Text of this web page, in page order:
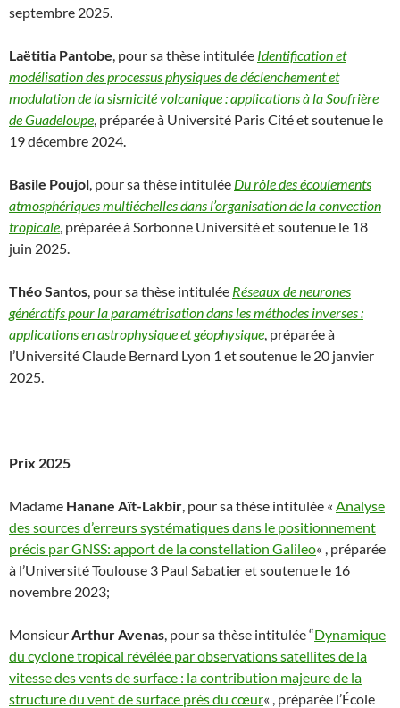
septembre 2025.
Laëtitia Pantobe, pour sa thèse intitulée Identification et
modélisation des processus physiques de déclenchement et
modulation de la sismicité volcanique : applications à la Soufrière
de Guadeloupe, préparée à Université Paris Cité et soutenue le
19 décembre 2024.
Basile Poujol, pour sa thèse intitulée Du rôle des écoulements
atmosphériques multiéchelles dans l’organisation de la convection
tropicale, préparée à Sorbonne Université et soutenue le 18
juin 2025.
Théo Santos, pour sa thèse intitulée Réseaux de neurones
génératifs pour la paramétrisation dans les méthodes inverses :
applications en astrophysique et géophysique, préparée à
l’Université Claude Bernard Lyon 1 et soutenue le 20 janvier
2025.
Prix 2025
Madame Hanane Aït-Lakbir, pour sa thèse intitulée « Analyse
des sources d’erreurs systématiques dans le positionnement
précis par GNSS: apport de la constellation Galileo« , préparée
à l’Université Toulouse 3 Paul Sabatier et soutenue le 16
novembre 2023;
MonsieurArthur Avenas, pour sa thèse intitulée “Dynamique
du cyclone tropical révélée par observations satellites de la
vitesse des vents de surface : la contribution majeure de la
structure du vent de surface près du cœur« , préparée l’École